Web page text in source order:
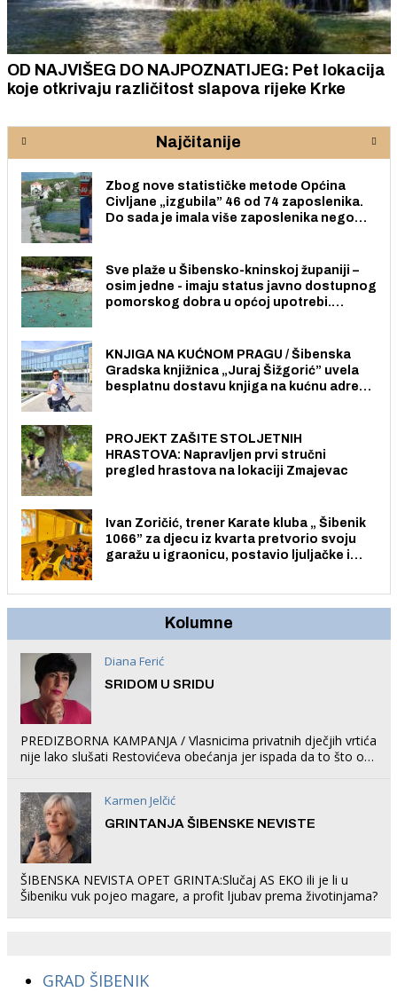
OD NAJVIŠEG DO NAJPOZNATIJEG: Pet lokacija
koje otkrivaju različitost slapova rijeke Krke
Najčitanije
Zbog nove statističke metode Općina
Civljane „izgubila” 46 od 74 zaposlenika.
Do sada je imala više zaposlenika nego
Sve plaže u Šibensko-kninskoj županiji –
osim jedne - imaju status javno dostupnog
pomorskog dobra u općoj upotrebi.
KNJIGA NA KUĆNOM PRAGU / Šibenska
Gradska knjižnica „Juraj Šižgorić” uvela
besplatnu dostavu knjiga na kućnu adresu
PROJEKT ZAŠITE STOLJETNIH
HRASTOVA: Napravljen prvi stručni
pregled hrastova na lokaciji Zmajevac
Ivan Zoričić, trener Karate kluba „ Šibenik
1066” za djecu iz kvarta pretvorio svoju
garažu u igraonicu, postavio ljuljačke i
Kolumne
Diana Ferić
SRIDOM U SRIDU
PREDIZBORNA KAMPANJA / Vlasnicima privatnih dječjih vrtića
nije lako slušati Restovićeva obećanja jer ispada da to što oni
Karmen Jelčić
GRINTANJA ŠIBENSKE NEVISTE
ŠIBENSKA NEVISTA OPET GRINTA:Slučaj AS EKO ili je li u
Šibeniku vuk pojeo magare, a profit ljubav prema životinjama?
GRAD ŠIBENIK